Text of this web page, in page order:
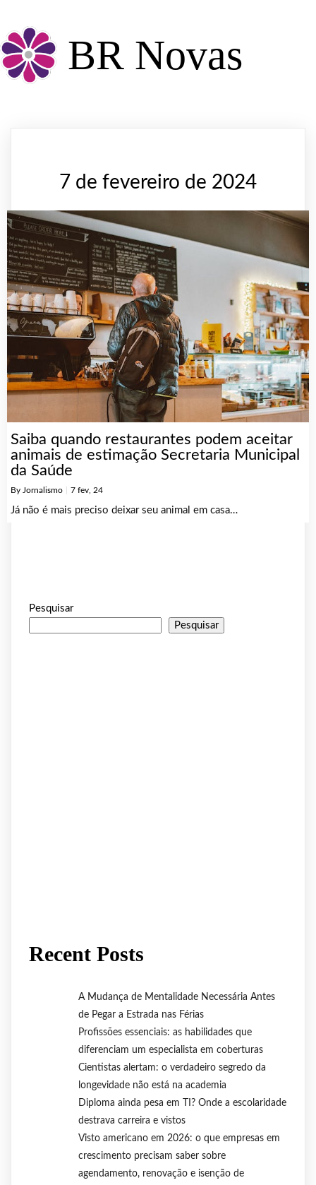
BR Novas
7 de fevereiro de 2024
Saiba quando restaurantes podem aceitar
animais de estimação Secretaria Municipal
da Saúde
By Jornalismo 7 fev, 24
Já não é mais preciso deixar seu animal em casa…
Pesquisar
Pesquisar
Recent Posts
A Mudança de Mentalidade Necessária Antes
de Pegar a Estrada nas Férias
Profissões essenciais: as habilidades que
diferenciam um especialista em coberturas
Cientistas alertam: o verdadeiro segredo da
longevidade não está na academia
Diploma ainda pesa em TI? Onde a escolaridade
destrava carreira e vistos
Visto americano em 2026: o que empresas em
crescimento precisam saber sobre
agendamento, renovação e isenção de